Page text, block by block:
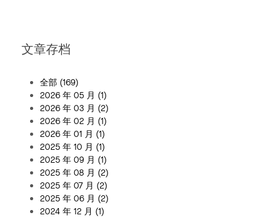
文章存档
全部 (169)
2026 年 05 月 (1)
2026 年 03 月 (2)
2026 年 02 月 (1)
2026 年 01 月 (1)
2025 年 10 月 (1)
2025 年 09 月 (1)
2025 年 08 月 (2)
2025 年 07 月 (2)
2025 年 06 月 (2)
2024 年 12 月 (1)